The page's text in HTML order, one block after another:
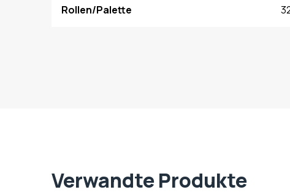
Rollen/Palette
Verwandte Produkte